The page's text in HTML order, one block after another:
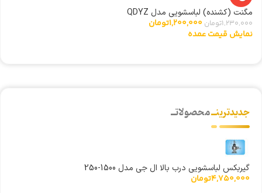
مگنت (کشنده) لباسشویی مدل QDYZ
1,230,000تومان 1,200,000تومان
نمایش قیمت عمده
جدیدترینــمحصولاتــ
گیربکس لباسشویی درب بالا ال جی مدل 1500-250
4,750,000تومان